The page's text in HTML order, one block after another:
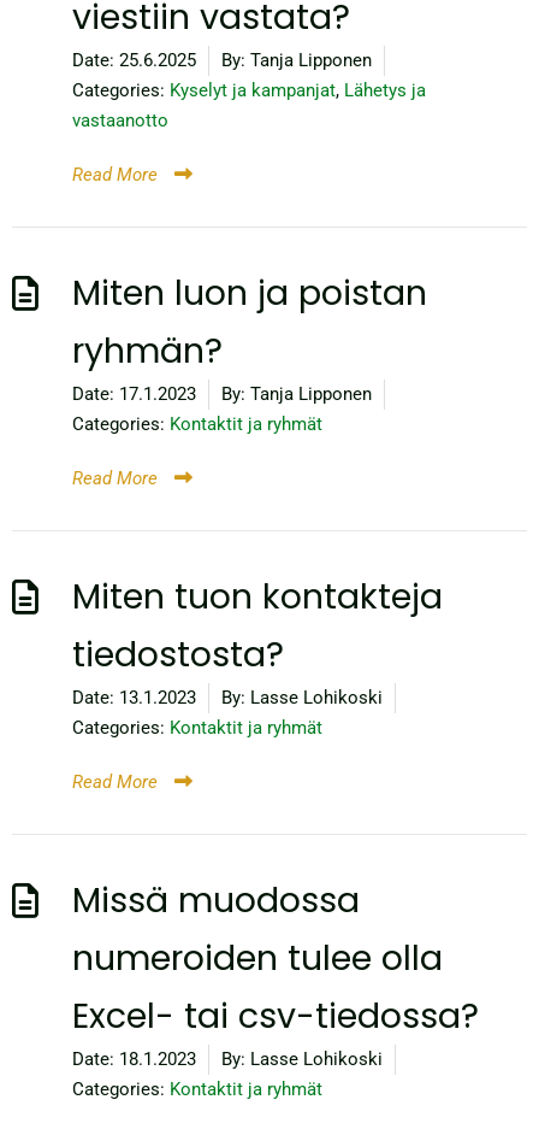
viestiin vastata?
Date: 25.6.2025 By: Tanja Lipponen
Categories: Kyselyt ja kampanjat, Lähetys ja
vastaanotto
Read More
Miten luon ja poistan
ryhmän?
Date: 17.1.2023 By: Tanja Lipponen
Categories: Kontaktit ja ryhmät
Read More
Miten tuon kontakteja
tiedostosta?
Date: 13.1.2023 By: Lasse Lohikoski
Categories: Kontaktit ja ryhmät
Read More
Missä muodossa
numeroiden tulee olla
Excel- tai csv-tiedossa?
Date: 18.1.2023 By: Lasse Lohikoski
Categories: Kontaktit ja ryhmät